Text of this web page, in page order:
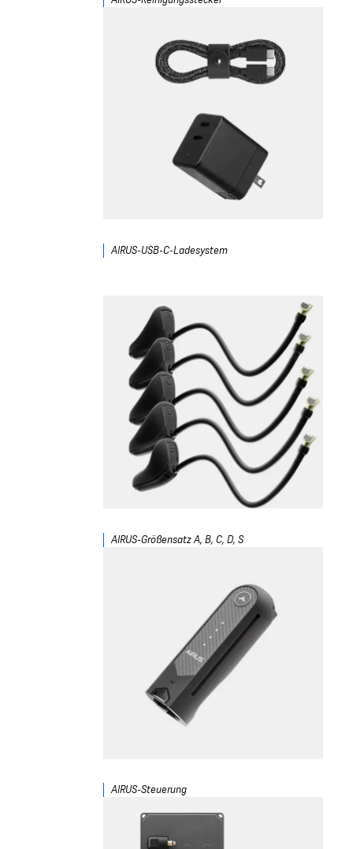
AIRUS-USB-C-Ladesystem
AIRUS-Größensatz A, B, C, D, S
AIRUS-Steuerung